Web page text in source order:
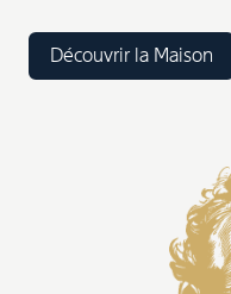
Découvrir la Maison